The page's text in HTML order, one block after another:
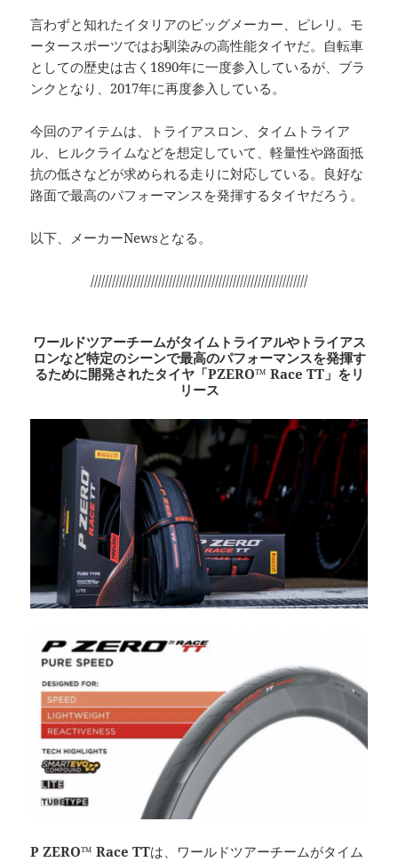
言わずと知れたイタリアのビッグメーカー、ピレリ。モ
ータースポーツではお馴染みの高性能タイヤだ。自転車
としての歴史は古く1890年に一度参入しているが、ブラ
ンクとなり、2017年に再度参入している。
今回のアイテムは、トライアスロン、タイムトライア
ル、ヒルクライムなどを想定していて、軽量性や路面抵
抗の低さなどが求められる走りに対応している。良好な
路面で最高のパフォーマンスを発揮するタイヤだろう。
以下、メーカーNewsとなる。
/////////////////////////////////////////////////////////////
ワールドツアーチームがタイムトライアルやトライアス
ロンなど特定のシーンで最高のパフォーマンスを発揮す
るために開発されたタイヤ「PZERO™ Race TT」をリ
リース
P ZERO™ Race TTは、ワールドツアーチームがタイム